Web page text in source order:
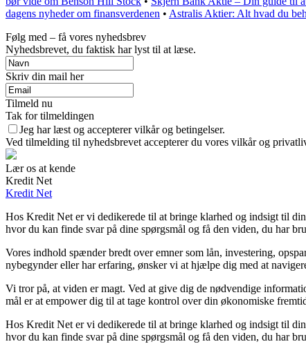
dagens nyheder om finansverdenen • Astralis Aktier: Alt hvad du
Følg med – få vores nyhedsbrev
Nyhedsbrevet, du faktisk har lyst til at læse.
Skriv din mail her
Tilmeld nu
Tak for tilmeldingen
Jeg har læst og accepterer vilkår og betingelser.
Ved tilmelding til nyhedsbrevet accepterer du vores vilkår og
Lær os at kende
Kredit Net
Kredit Net
Hos Kredit Net er vi dedikerede til at bringe klarhed og indsigt til
hvor du kan finde svar på dine spørgsmål og få den viden, du har
Vores indhold spænder bredt over emner som lån, investering,
nybegynder eller har erfaring, ønsker vi at hjælpe dig med at
Vi tror på, at viden er magt. Ved at give dig de nødvendige
mål er at empower dig til at tage kontrol over din økonomiske
Hos Kredit Net er vi dedikerede til at bringe klarhed og indsigt til
hvor du kan finde svar på dine spørgsmål og få den viden, du har